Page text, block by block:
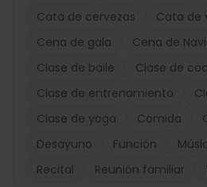
Cata de cervezas
Cata de
Cena de gala
Cena de
Clase de baile
Clase de
Clase de entrenamiento
Clase de yoga
Comida
Desayuno
Función
Recital
Reunión familiar